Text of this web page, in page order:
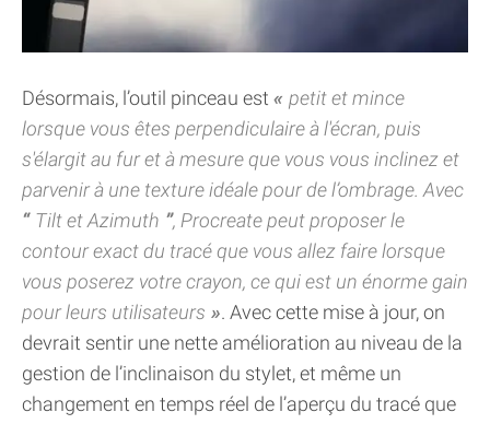
Désormais, l’outil pinceau est
petit et mince
lorsque vous êtes perpendiculaire à l'écran, puis
s'élargit au fur et à mesure que vous vous inclinez et
parvenir à une texture idéale pour de l’ombrage. Avec
Tilt et Azimuth
, Procreate peut proposer le
contour exact du tracé que vous allez faire lorsque
vous poserez votre crayon, ce qui est un énorme gain
pour leurs utilisateurs
. Avec cette mise à jour, on
devrait sentir une nette amélioration au niveau de la
gestion de l’inclinaison du stylet, et même un
changement en temps réel de l’aperçu du tracé que